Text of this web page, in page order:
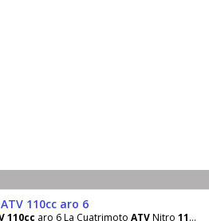
110cc aro 6
110cc aro 6 La Cuatrimoto ATVNitro 110cc